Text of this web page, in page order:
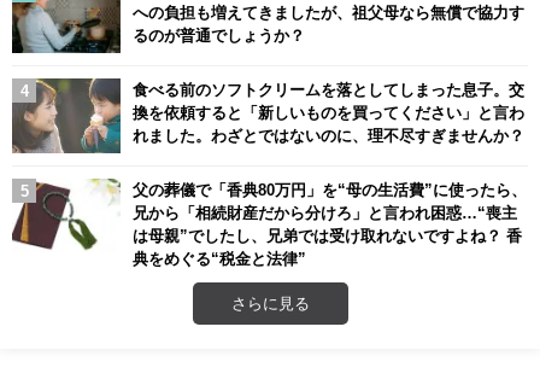
への負担も増えてきましたが、祖父母なら無償で協力す
るのが普通でしょうか？
食べる前のソフトクリームを落としてしまった息子。交
換を依頼すると「新しいものを買ってください」と言わ
れました。わざとではないのに、理不尽すぎませんか？
父の葬儀で「香典80万円」を“母の生活費”に使ったら、
兄から「相続財産だから分けろ」と言われ困惑…“喪主
は母親”でしたし、兄弟では受け取れないですよね？ 香
典をめぐる“税金と法律”
さらに見る